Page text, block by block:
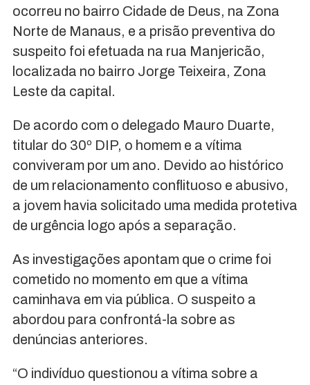
ocorreu no bairro Cidade de Deus, na Zona
Norte de Manaus, e a prisão preventiva do
suspeito foi efetuada na rua Manjericão,
localizada no bairro Jorge Teixeira, Zona
Leste da capital.
De acordo com o delegado Mauro Duarte,
titular do 30º DIP, o homem e a vítima
conviveram por um ano. Devido ao histórico
de um relacionamento conflituoso e abusivo,
a jovem havia solicitado uma medida protetiva
de urgência logo após a separação.
As investigações apontam que o crime foi
cometido no momento em que a vítima
caminhava em via pública. O suspeito a
abordou para confrontá-la sobre as
denúncias anteriores.
“O indivíduo questionou a vítima sobre a